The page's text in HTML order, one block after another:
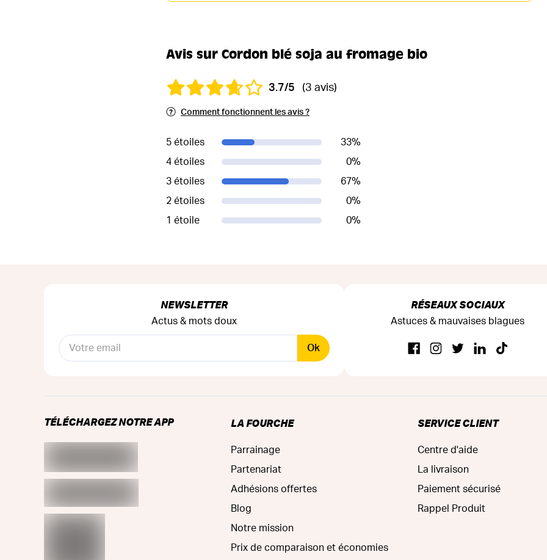
Avis sur Cordon blé soja au fromage bio
3.7/5 (3 avis)
Comment fonctionnent les avis ?
5 étoiles 33%
4 étoiles
0%
3 étoiles
67%
2 étoiles
0%
1 étoile
0%
NEWSLETTER
Actus & mots doux
Ok
RÉSEAUX SOCIAUX
Astuces & mauvaises blagues
TÉLÉCHARGEZ NOTRE APP LA FOURCHE
Parrainage
Partenariat
Adhésions offertes
Blog
Notre mission
Prix de comparaison et économies
SERVICE CLIENT
Centre d'aide
La livraison
Paiement sécurisé
Rappel Produit